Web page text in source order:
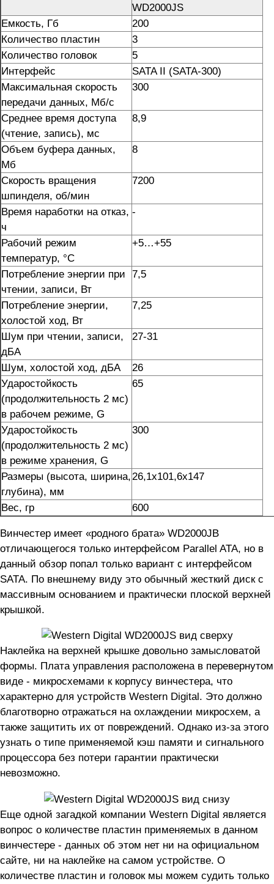
WD2000JS
Емкость, Гб
200
Количество пластин
3
Количество головок
5
Интерфейс
SATA II (SATA-300)
Максимальная скорость
передачи данных, Мб/с
300
Среднее время доступа
(чтение, запись), мс
8,9
Объем буфера данных,
Мб
8
Скорость вращения
шпинделя, об/мин
7200
Время наработки на отказ,
ч
-
Рабочий режим
температур, °C
+5…+55
Потребление энергии при
чтении, записи, Вт
7,5
Потребление энергии,
холостой ход, Вт
7,25
Шум при чтении, записи,
дБА
27-31
Шум, холостой ход, дБА
26
Ударостойкость
(продолжительность 2 мс)
в рабочем режиме, G
65
Ударостойкость
(продолжительность 2 мс)
в режиме хранения, G
300
Размеры (высота, ширина,
глубина), мм
26,1х101,6х147
Вес, гр 600
Винчестер имеет «родного брата» WD2000JB
отличающегося только интерфейсом Parallel ATA, но в
данный обзор попал только вариант с интерфейсом
SATA. По внешнему виду это обычный жесткий диск с
массивным основанием и практически плоской верхней
крышкой.
Наклейка на верхней крышке довольно замысловатой
формы. Плата управления расположена в перевернутом
виде - микросхемами к корпусу винчестера, что
характерно для устройств Western Digital. Это должно
благотворно отражаться на охлаждении микросхем, а
также защитить их от повреждений. Однако из-за этого
узнать о типе применяемой кэш памяти и сигнального
процессора без потери гарантии практически
невозможно.
Еще одной загадкой компании Western Digital является
вопрос о количестве пластин применяемых в данном
винчестере - данных об этом нет ни на официальном
сайте, ни на наклейке на самом устройстве. О
количестве пластин и головок мы можем судить только